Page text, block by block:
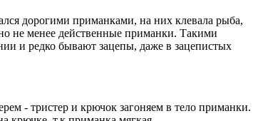
дорогими приманками, на них клевала рыба,
не менее действенные приманки. Такими
и редко бывают зацепы, даже в зацепистых
- тристер и крючок загоняем в тело приманки.